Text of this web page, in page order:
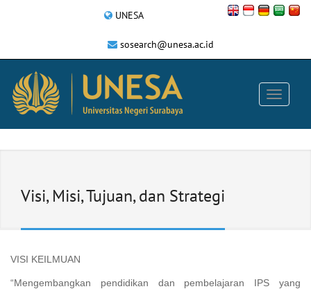
UNESA
sosearch@unesa.ac.id
Visi, Misi, Tujuan, dan Strategi
VISI KEILMUAN
“Mengembangkan pendidikan dan pembelajaran IPS yang